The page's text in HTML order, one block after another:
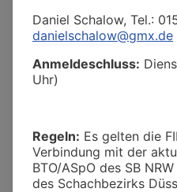
Daniel Schalow, Tel.:
danielschalow@gmx.de
Anmeldeschluss:
Uhr)
Regeln: Es gelten die
Verbindung mit der
BTO/ASpO des SB
des Schachbezirks